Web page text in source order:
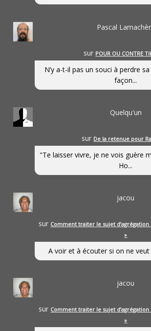
Pascal
sur POUR OU CONTRE
N’y a-t-il pas un souci à perdre
façon...
Quelqu'un
sur De la retenue pour
"Te laisser vivre, je ne vois guère
Ho...
jacou
sur Comment traiter le sujet
»
A voir et à écouter si on ne veut
jacou
sur Comment traiter le sujet
»